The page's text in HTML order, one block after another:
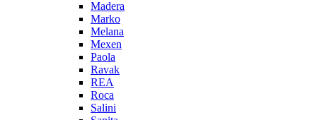
Madera
Marko
Melana
Mexen
Paola
Ravak
REA
Roca
Salini